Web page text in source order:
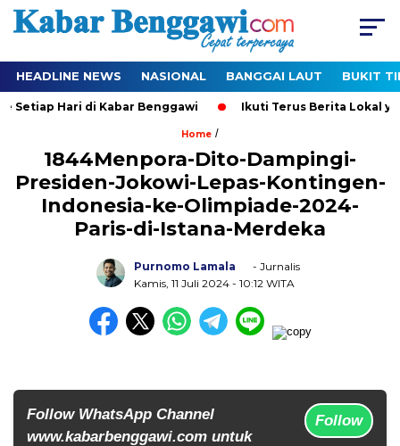
HEADLINE NEWS NASIONAL BANGGAI LAUT BUKIT
Hari di Kabar Benggawi Ikuti Terus Berita Lokal
Home /
1844Menpora-Dito-Dampingi-
Presiden-Jokowi-Lepas-Kontingen-
Indonesia-ke-Olimpiade-2024-
Paris-di-Istana-Merdeka
Purnomo Lamala
- Jurnalis
Kamis, 11 Juli 2024 - 10:12 WITA
Follow WhatsApp Channel
www.kabarbenggawi.com untuk
Follow